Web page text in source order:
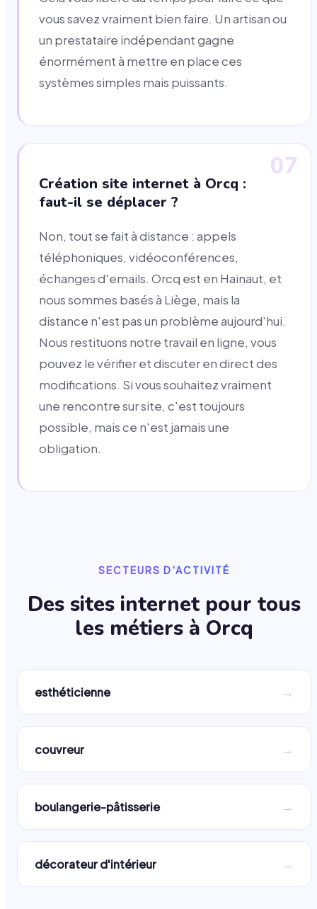
vous savez vraiment bien faire. Un artisan ou
un prestataire indépendant gagne
énormément à mettre en place ces
systèmes simples mais puissants.
07
Création site internet à Orcq :
faut-il se déplacer ?
Non, tout se fait à distance : appels
téléphoniques, vidéoconférences,
échanges d'emails. Orcq est en Hainaut, et
nous sommes basés à Liège, mais la
distance n'est pas un problème aujourd'hui.
Nous restituons notre travail en ligne, vous
pouvez le vérifier et discuter en direct des
modifications. Si vous souhaitez vraiment
une rencontre sur site, c'est toujours
possible, mais ce n'est jamais une
obligation.
SECTEURS D'ACTIVITÉ
Des sites internet pour tous
les métiers à Orcq
esthéticienne →
couvreur →
boulangerie-pâtisserie →
décorateur d'intérieur →